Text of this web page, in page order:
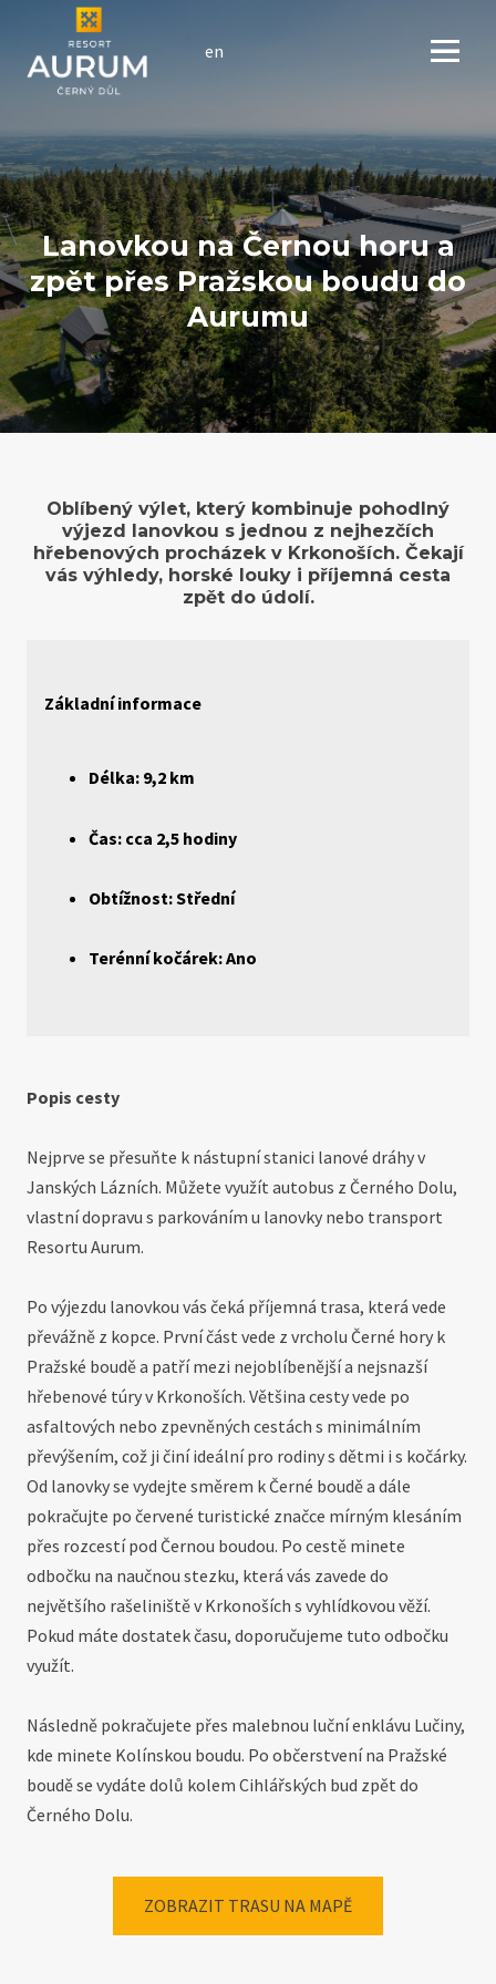
Menu
cs
en
Lanovkou na Černou horu a
zpět přes Pražskou boudu do
Aurumu
Oblíbený výlet, který kombinuje pohodlný
výjezd lanovkou s jednou z nejhezčích
hřebenových procházek v Krkonoších. Čekají
vás výhledy, horské louky i příjemná cesta
zpět do údolí.
Základní informace
Délka: 9,2 km
Čas: cca 2,5 hodiny
Obtížnost: Střední
Terénní kočárek: Ano
Popis cesty
Nejprve se přesuňte k nástupní stanici lanové dráhy v
Janských Lázních. Můžete využít autobus z Černého Dolu,
vlastní dopravu s parkováním u lanovky nebo transport
Resortu Aurum.
Po výjezdu lanovkou vás čeká příjemná trasa, která vede
převážně z kopce. První část vede z vrcholu Černé hory k
Pražské boudě a patří mezi nejoblíbenější a nejsnazší
hřebenové túry v Krkonoších. Většina cesty vede po
asfaltových nebo zpevněných cestách s minimálním
převýšením, což ji činí ideální pro rodiny s dětmi i s kočárky.
Od lanovky se vydejte směrem k Černé boudě a dále
pokračujte po červené turistické značce mírným klesáním
přes rozcestí pod Černou boudou. Po cestě minete
odbočku na naučnou stezku, která vás zavede do
největšího rašeliniště v Krkonoších s vyhlídkovou věží.
Pokud máte dostatek času, doporučujeme tuto odbočku
využít.
Následně pokračujete přes malebnou luční enklávu Lučiny,
kde minete Kolínskou boudu. Po občerstvení na Pražské
boudě se vydáte dolů kolem Cihlářských bud zpět do
Černého Dolu.
ZOBRAZIT TRASU NA MAPĚ